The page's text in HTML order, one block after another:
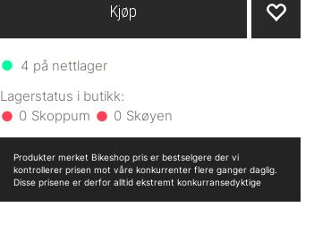
4 på nettlager
0 0
Kjøp
Produkter merket Bikeshop pris er bestselgere der vi
kontrollerer prisen mot våre konkurrenter flere ganger daglig.
Disse prisene er derfor alltid ekstremt konkurransedyktige